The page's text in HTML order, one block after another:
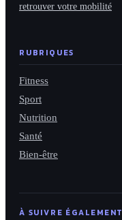
retrouver votre mobilité
RUBRIQUES
Fitness
Sport
Nutrition
Santé
Bien-être
À SUIVRE ÉGALEMENT